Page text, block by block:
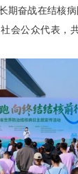
期奋战在结核
会公众代表，